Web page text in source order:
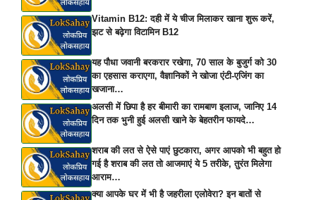
Vitamin B12: दही में ये चीज मिलाकर खाना शुरू करें,
झट से बढ़ेगा विटामिन B12
यह पौधा जवानी बरकरार रखेगा, 70 साल के बुजुर्ग को 30
का एहसास कराएगा, वैज्ञानिकों ने खोजा एंटी-एजिंग का
खजाना…
अलसी में छिपा है हर बीमारी का रामबाण इलाज, जानिए 14
दिन तक भुनी हुई अलसी खाने के बेहतरीन फायदे…
शराब की लत से ऐसे पाएं छुटकारा, अगर आपको भी बहुत हो
गई है शराब की लत तो आजमाएं ये 5 तरीके, तुरंत मिलेगा
आराम…
क्या आपके घर में भी है जहरीला एलोवेरा? इन बातों से